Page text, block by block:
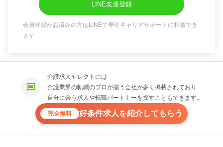
LINE友達登録
会員登録がお済みの方はLINEで専任キャリアサポートに相談でき
ます
介護求人セレクトには
介護業界の転職のプロが揃う会社が多く掲載されており
自分に合う求人や転職パートナーを探すこともできます。
完全無料 好条件求人を紹介してもらう